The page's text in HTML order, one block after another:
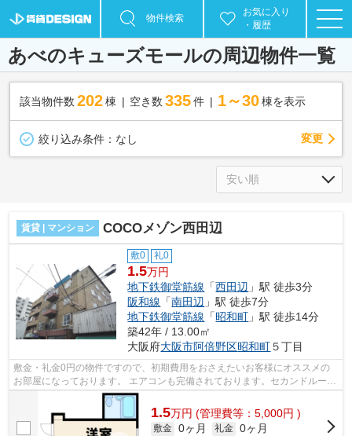
物件検索
お気に入り
・履歴
あべのキューズモールの周辺物件一覧
該当物件数 202棟 空き数 335 件 1～30 棟を表示
絞り込み条件： なし 変更
賃貸 | マンション COCOメゾン西田辺
敷0 礼0
1.5万円
地下鉄御堂筋線 「西田辺 」駅 徒歩3分
阪和線 「南田辺 」駅 徒歩7分
地下鉄御堂筋線 「昭和町 」駅 徒歩14分
築42年 / 13.00㎡
大阪府大阪市阿倍野区昭和町５丁目
敷金・礼金0円の物件ですので、初期費用をおさえたいお客様にオススメの
お部屋になっております。 エアコンも完備されております。セカンドルーム
としてもご活用ください！ ■□■□■□■□...
1.5万円 (管理費等：5,000円 )
敷金 0ヶ月 礼金 0ヶ月